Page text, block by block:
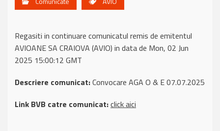
Regasiti in continuare comunicatul remis de emitentul
AVIOANE SA CRAIOVA (AVIO) in data de Mon, 02 Jun
2025 15:00:12 GMT
Descriere comunicat:Convocare AGA O & E 07.07.2025
Link BVB catre comunicat:click aici